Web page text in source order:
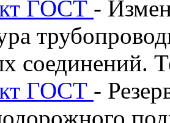
ГОСТ -
соединений.
ГОСТ -